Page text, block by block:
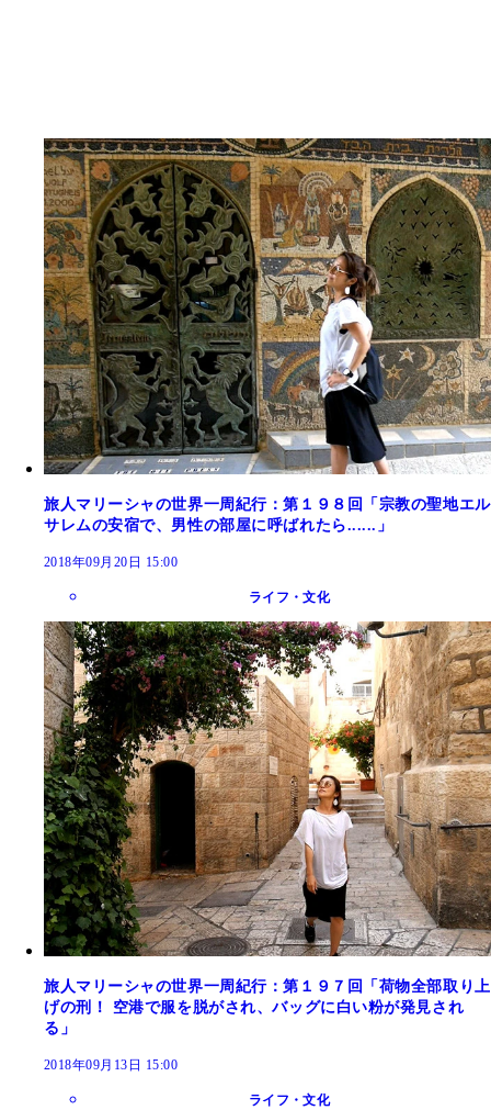
旅人マリーシャの世界一周紀行：第１９８回「宗教の聖地エル
サレムの安宿で、男性の部屋に呼ばれたら......」
2018年09月20日 15:00
ライフ・文化
旅人マリーシャの世界一周紀行：第１９７回「荷物全部取り上
げの刑！ 空港で服を脱がされ、バッグに白い粉が発見され
る」
2018年09月13日 15:00
ライフ・文化